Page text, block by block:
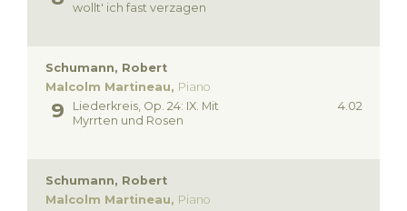
wollt' ich fast verzagen
Schumann, Robert
Malcolm Martineau, Piano
4.02
Liederkreis, Op. 24: IX. Mit
Myrrten und Rosen
Schumann, Robert
Malcolm Martineau, Piano